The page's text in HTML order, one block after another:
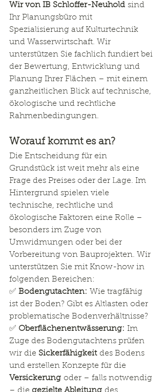
Wir von IB Schloffer-Neuhold sind
Ihr Planungsbüro mit
Spezialisierung auf Kulturtechnik
und Wasserwirtschaft. Wir
unterstützen Sie fachlich fundiert bei
der Bewertung, Entwicklung und
Planung Ihrer Flächen – mit einem
ganzheitlichen Blick auf technische,
ökologische und rechtliche
Rahmenbedingungen.
Worauf kommt es an?
Die Entscheidung für ein
Grundstück ist weit mehr als eine
Frage des Preises oder der Lage. Im
Hintergrund spielen viele
technische, rechtliche und
ökologische Faktoren eine Rolle –
besonders im Zuge von
Umwidmungen oder bei der
Vorbereitung von Bauprojekten. Wir
unterstützen Sie mit Know-how in
folgenden Bereichen:
✅ Bodengutachten: Wie tragfähig
ist der Boden? Gibt es Altlasten oder
problematische Bodenverhältnisse?
✅ Oberflächenentwässerung: Im
Zuge des Bodengutachtens prüfen
wir die Sickerfähigkeit des Bodens
und erstellen Konzepte für die
Versickerung oder – falls notwendig
– die gezielte Ableitung des